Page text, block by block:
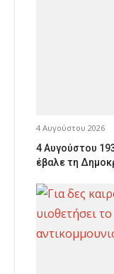
4 Αυγούστου 2026
4 Αυγούστου
έβαλε τη